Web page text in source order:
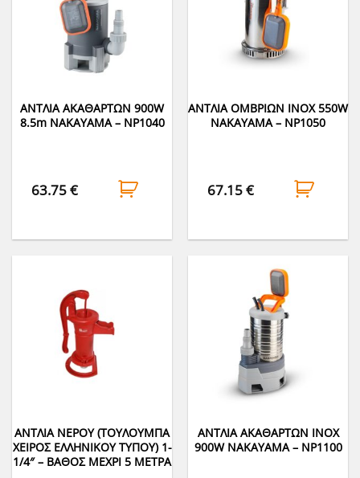
ΑΝΤΛΙΑ ΑΚΑΘΑΡΤΩΝ 900W
8.5m NAKAYAMA – NP1040
63.75€
ΑΝΤΛΙΑ ΟΜΒΡΙΩΝ INOX 550W
NAKAYAMA – NP1050
67.15€
ΑΝΤΛΙA ΝΕΡΟΥ (ΤΟΥΛΟΥΜΠΑ
ΧΕΙΡΟΣ ΕΛΛΗΝΙΚΟΥ ΤΥΠΟΥ) 1-
1/4″ – ΒΑΘΟΣ ΜΕΧΡΙ 5 ΜΕΤΡΑ
ΑΝΤΛΙΑ ΑΚΑΘΑΡΤΩΝ INOX
900W NAKAYAMA – NP1100